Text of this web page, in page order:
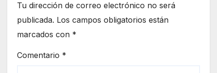
Tu dirección de correo electrónico no será
publicada. Los campos obligatorios están
marcados con *
Comentario *